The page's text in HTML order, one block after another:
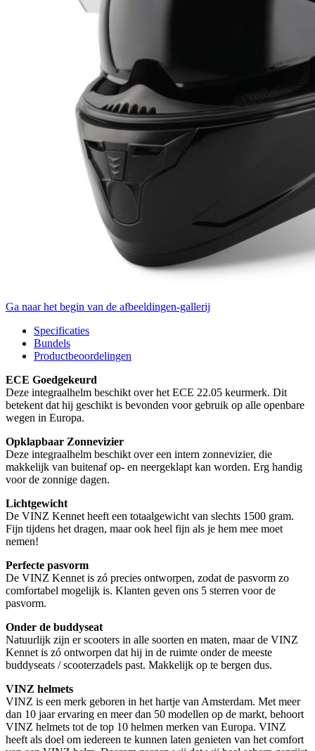
Ga naar het begin van de afbeeldingen-gallerij
Specificaties
Bundels
Productbeoordelingen
ECE Goedgekeurd
Deze integraalhelm beschikt over het ECE 22.05 keurmerk. Dit
betekent dat hij geschikt is bevonden voor gebruik op alle openbare
wegen in Europa.
Opklapbaar Zonnevizier
Deze integraalhelm beschikt over een intern zonnevizier, die
makkelijk van buitenaf op- en neergeklapt kan worden. Erg handig
voor de zonnige dagen.
Lichtgewicht
De VINZ Kennet heeft een totaalgewicht van slechts 1500 gram.
Fijn tijdens het dragen, maar ook heel fijn als je hem mee moet
nemen!
Perfecte pasvorm
De VINZ Kennet is zó precies ontworpen, zodat de pasvorm zo
comfortabel mogelijk is. Klanten geven ons 5 sterren voor de
pasvorm.
Onder de buddyseat
Natuurlijk zijn er scooters in alle soorten en maten, maar de VINZ
Kennet is zó ontworpen dat hij in de ruimte onder de meeste
buddyseats / scooterzadels past. Makkelijk op te bergen dus.
VINZ helmets
VINZ is een merk geboren in het hartje van Amsterdam. Met meer
dan 10 jaar ervaring en meer dan 50 modellen op de markt, behoort
VINZ helmets tot de top 10 helmen merken van Europa. VINZ
heeft als doel om iedereen te kunnen laten genieten van het comfort